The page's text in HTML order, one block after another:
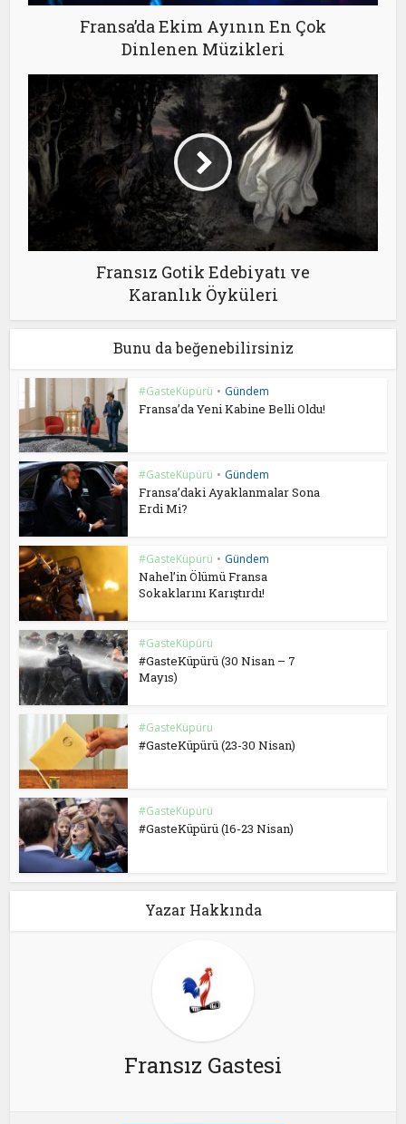
Fransa’da Ekim Ayının En Çok
Dinlenen Müzikleri
Fransız Gotik Edebiyatı ve
Karanlık Öyküleri
Bunu da beğenebilirsiniz
#GasteKüpürü • Gündem
Fransa’da Yeni Kabine Belli Oldu!
#GasteKüpürü • Gündem
Fransa’daki Ayaklanmalar Sona
Erdi Mi?
#GasteKüpürü • Gündem
Nahel’in Ölümü Fransa
Sokaklarını Karıştırdı!
#GasteKüpürü
#GasteKüpürü (30 Nisan – 7
Mayıs)
#GasteKüpürü
#GasteKüpürü (23-30 Nisan)
#GasteKüpürü
#GasteKüpürü (16-23 Nisan)
Yazar Hakkında
Fransız Gastesi